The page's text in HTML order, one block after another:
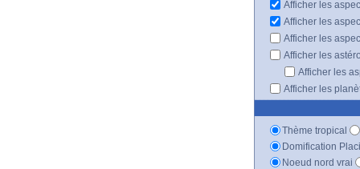
Afficher les
Afficher les
Afficher les
Afficher les
Afficher les
Afficher les
Thème tropical
Domification
Noeud nord vrai